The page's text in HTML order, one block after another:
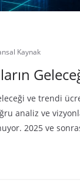
Kaynak
ve trendi
analiz ve
2025 ve